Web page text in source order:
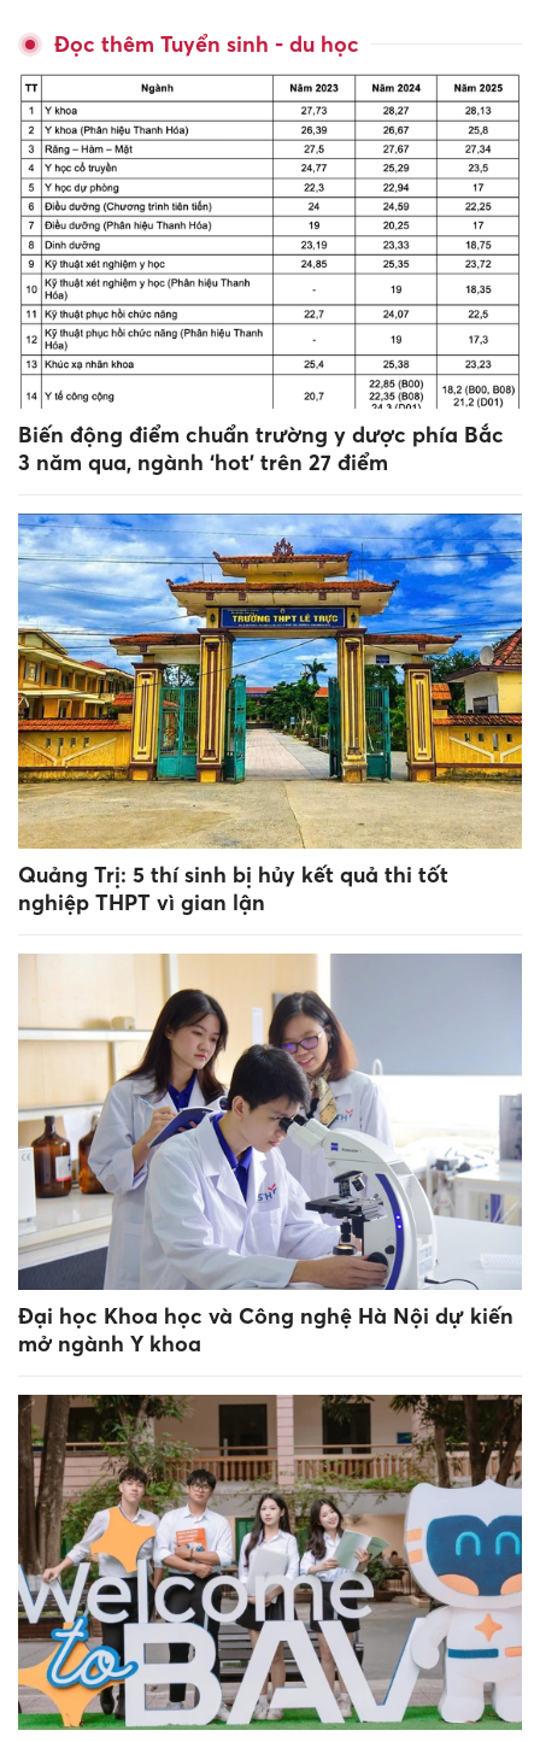
Đọc thêm Tuyển sinh - du học
Biến động điểm chuẩn trường y dược phía Bắc
3 năm qua, ngành ‘hot’ trên 27 điểm
Quảng Trị: 5 thí sinh bị hủy kết quả thi tốt
nghiệp THPT vì gian lận
Đại học Khoa học và Công nghệ Hà Nội dự kiến
mở ngành Y khoa